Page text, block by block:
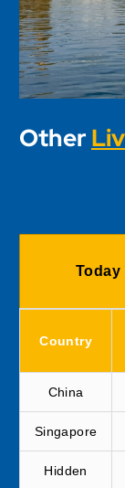
Other
Today
Country
China
Singapore
Hidden